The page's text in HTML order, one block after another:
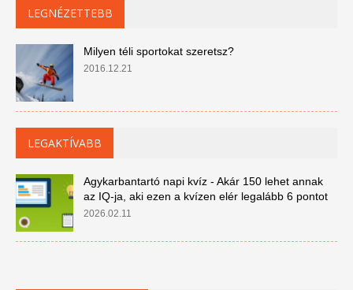
LEGNÉZETTEBB
Milyen téli sportokat szeretsz?
2016.12.21
LEGAKTÍVABB
Agykarbantartó napi kvíz - Akár 150 lehet annak
az IQ-ja, aki ezen a kvízen elér legalább 6 pontot
2026.02.11